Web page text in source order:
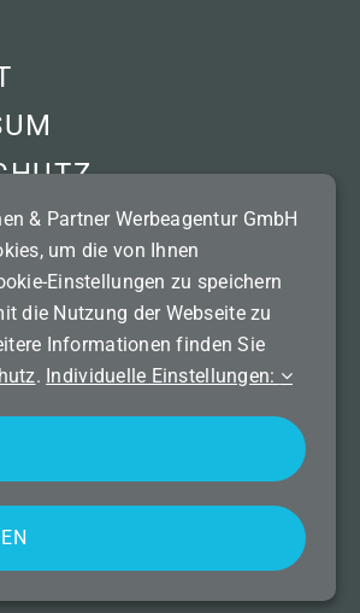
vorbehalten.
& Video
Touren
& Partner Werbeagentur GmbH
um die von Ihnen
Einstellungen zu speichern
die Nutzung der Webseite zu
Informationen finden Sie
. Individuelle Einstellungen: